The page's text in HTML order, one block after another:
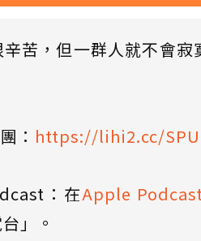
辛苦，但一群人就不會
： https://lihi2.cc/
：在Apple
」。